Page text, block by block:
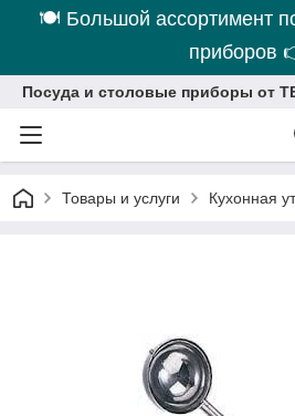
🍽 Большой ассортимент
приборов
Посуда и столовые приборы от
Товары и услуги Кухонная